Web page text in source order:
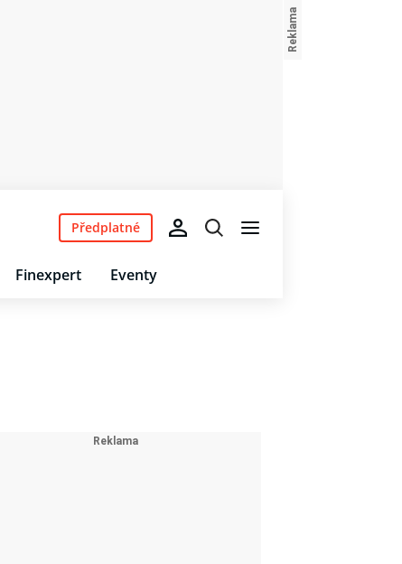
Finexpert Eventy
Předplatné